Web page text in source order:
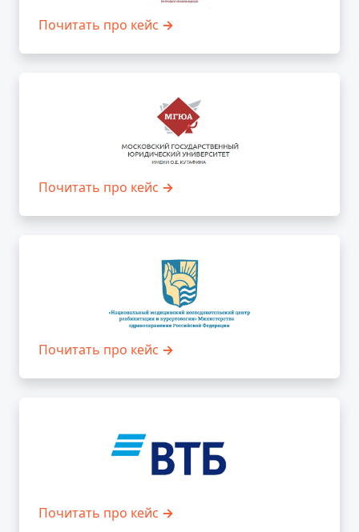
Почитать про кейс →
Почитать про кейс →
Почитать про кейс →
Почитать про кейс →